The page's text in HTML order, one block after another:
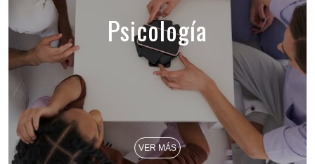
Psicología
VER MÁS